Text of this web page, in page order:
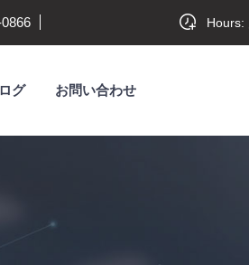
Hours:
グ お問い合わせ